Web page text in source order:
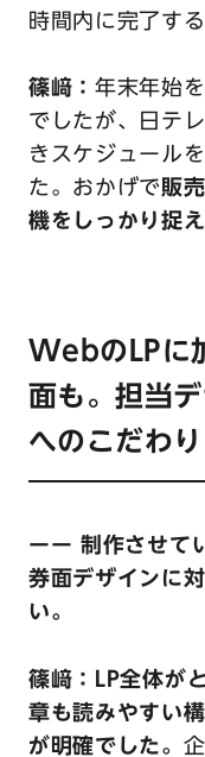
時間内に完了す
篠﨑：年末年始
でしたが、日テ
きスケジュール
た。おかげで販
機をしっかり捉
WebのLPに
面も。担当
へのこだわり
ーー 制作させて
券面デザインに
い。
篠﨑：LP全体が
章も読みやすい
が明確でした。